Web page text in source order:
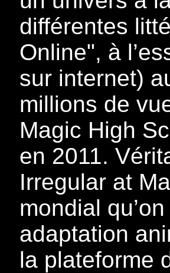
différentes
Online", à
sur internet)
millions de
Magic High
en 2011.
Irregular at
mondial
adaptation
la plateforme